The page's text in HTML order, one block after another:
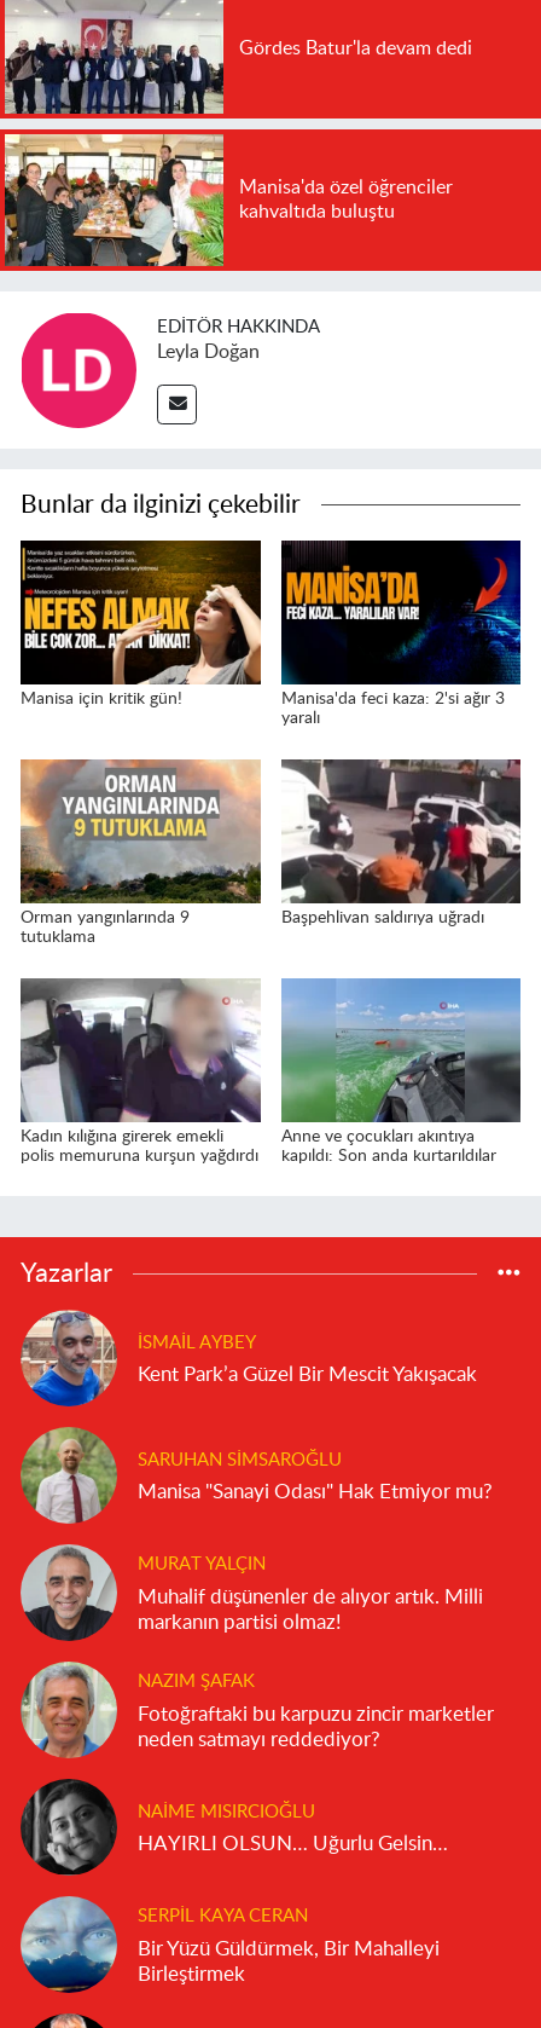
Gördes Batur'la devam dedi
Manisa'da özel öğrenciler
kahvaltıda buluştu
EDITÖR HAKKINDA
Leyla Doğan
Bunlar da ilginizi çekebilir
Manisa için kritik gün!
Manisa'da feci kaza: 2'si ağır 3
yaralı
Orman yangınlarında 9
tutuklama
Başpehlivan saldırıya uğradı
Kadın kılığına girerek emekli
polis memuruna kurşun yağdırdı
Anne ve çocukları akıntıya
kapıldı: Son anda kurtarıldılar
Yazarlar
İSMAIL AYBEY
Kent Park’a Güzel Bir Mescit Yakışacak
SARUHAN SIMSAROĞLU
Manisa "Sanayi Odası" Hak Etmiyor mu?
MURAT YALÇIN
Muhalif düşünenler de alıyor artık. Milli
markanın partisi olmaz!
NAZIM ŞAFAK
Fotoğraftaki bu karpuzu zincir marketler
neden satmayı reddediyor?
NAIME MISIRCIOĞLU
HAYIRLI OLSUN… Uğurlu Gelsin…
SERPIL KAYA CERAN
Bir Yüzü Güldürmek, Bir Mahalleyi
Birleştirmek